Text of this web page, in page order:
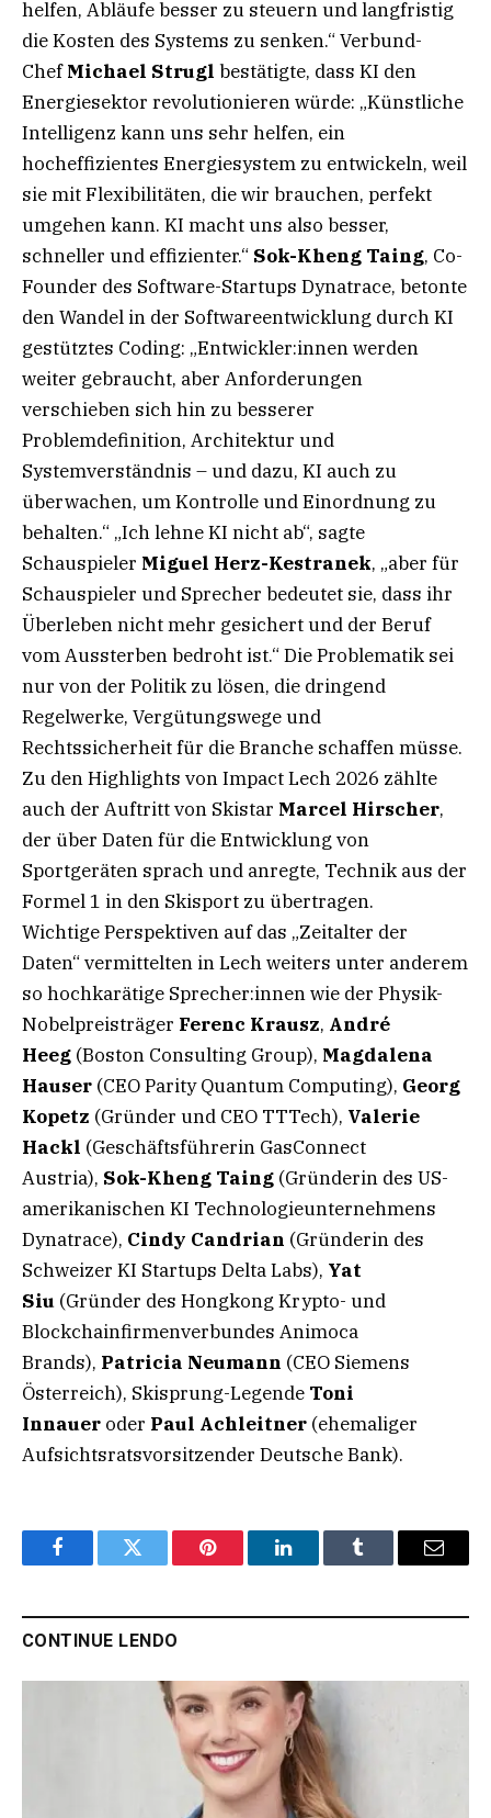
helfen, Abläufe besser zu steuern und langfristig
die Kosten des Systems zu senken.“ Verbund-
ChefMichael Strugl bestätigte, dass KI den
Energiesektor revolutionieren würde: „Künstliche
Intelligenz kann uns sehr helfen, ein
hocheffizientes Energiesystem zu entwickeln, weil
sie mit Flexibilitäten, die wir brauchen, perfekt
umgehen kann. KI macht uns also besser,
schneller und effizienter.“ Sok-Kheng Taing, Co-
Founder des Software-Startups Dynatrace, betonte
den Wandel in der Softwareentwicklung durch KI
gestütztes Coding: „Entwickler:innen werden
weiter gebraucht, aber Anforderungen
verschieben sich hin zu besserer
Problemdefinition, Architektur und
Systemverständnis – und dazu, KI auch zu
überwachen, um Kontrolle und Einordnung zu
behalten.“ „Ich lehne KI nicht ab“, sagte
Schauspieler Miguel Herz-Kestranek, „aber für
Schauspieler und Sprecher bedeutet sie, dass ihr
Überleben nicht mehr gesichert und der Beruf
vom Aussterben bedroht ist.“ Die Problematik sei
nur von der Politik zu lösen, die dringend
Regelwerke, Vergütungswege und
Rechtssicherheit für die Branche schaffen müsse.
Zu den Highlights von Impact Lech 2026 zählte
auch der Auftritt von Skistar Marcel Hirscher,
der über Daten für die Entwicklung von
Sportgeräten sprach und anregte, Technik aus der
Formel 1 in den Skisport zu übertragen.
Wichtige Perspektiven auf das „Zeitalter der
Daten“ vermittelten in Lech weiters unter anderem
so hochkarätige Sprecher:innen wie der Physik-
Nobelpreisträger Ferenc Krausz, André
Heeg (Boston Consulting Group), Magdalena
Hauser (CEO Parity Quantum Computing), Georg
Kopetz (Gründer und CEO TTTech), Valerie
Hackl (Geschäftsführerin GasConnect
Austria), Sok-Kheng Taing (Gründerin des US-
amerikanischen KI Technologieunternehmens
Dynatrace), Cindy Candrian (Gründerin des
Schweizer KI Startups Delta Labs), Yat
Siu (Gründer des Hongkong Krypto- und
Blockchainfirmenverbundes Animoca
Brands), Patricia Neumann (CEO Siemens
Österreich), Skisprung-Legende Toni
Innauer oder Paul Achleitner (ehemaliger
Aufsichtsratsvorsitzender Deutsche Bank).
FacebookTwitter Pinterest LinkedInTumblr Email
CONTINUE LENDO